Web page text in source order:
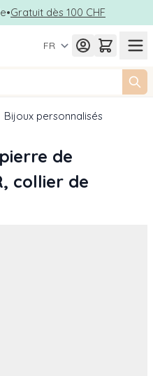
•Gratuit dès 100 CHF
FR
Bijoux personnalisés
de
collier de